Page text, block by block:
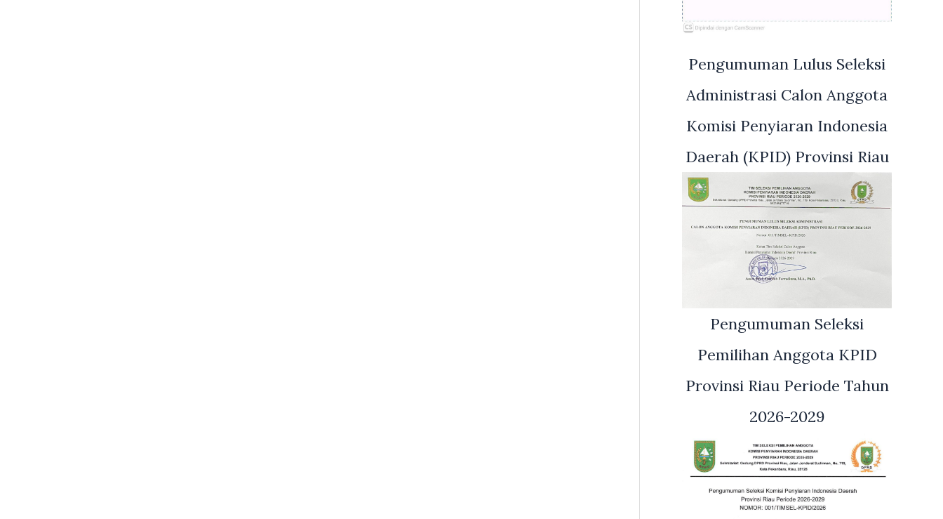
Pengumuman Lulus Seleksi
Administrasi Calon Anggota
Komisi Penyiaran Indonesia
Daerah (KPID) Provinsi Riau
Pengumuman Seleksi
Pemilihan Anggota KPID
Provinsi Riau Periode Tahun
2026-2029